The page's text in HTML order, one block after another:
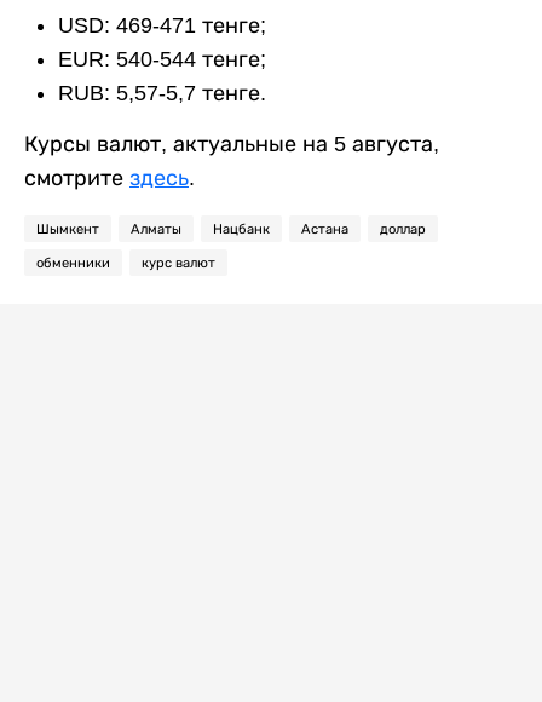
USD: 469-471 тенге;
EUR: 540-544 тенге;
RUB: 5,57-5,7 тенге.
Курсы валют, актуальные на 5 августа,
смотрите здесь.
Шымкент Алматы Нацбанк Астана доллар
обменники курс валют